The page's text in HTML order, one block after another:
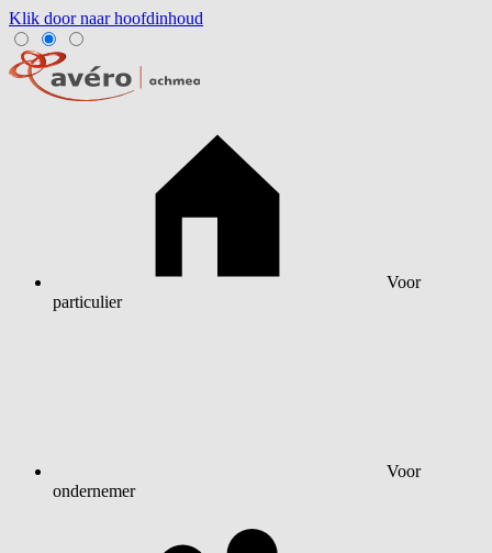
Klik door naar hoofdinhoud
Voor
particulier
Voor
ondernemer